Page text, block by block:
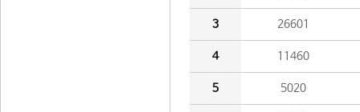
3 26601
4 11460
5 5020